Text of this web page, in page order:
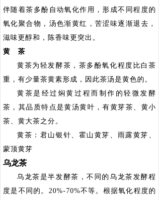
伴随着茶多酚自动氧化作用，形成不同程度的
氧化聚合物，汤色渐黄红，苦涩味逐渐退去，
滋味更醇和，陈香味更突出。
黄 茶
黄茶为轻发酵茶，茶多酚氧化程度比白茶
重，有少量茶黄素形成，因此茶汤是黄色的。
黄茶是经过焖黄过程而制作的轻微发酵
茶，其品质特点是黄汤黄叶，有黄芽茶、黄小
茶、黄大茶之分。
黄茶：君山银针、霍山黄芽、雨露黄芽、
蒙顶黄芽
乌龙茶
乌龙茶是半发酵茶，不同的乌龙茶发酵程
度是不同的。20%-70%不等。根据氧化程度的